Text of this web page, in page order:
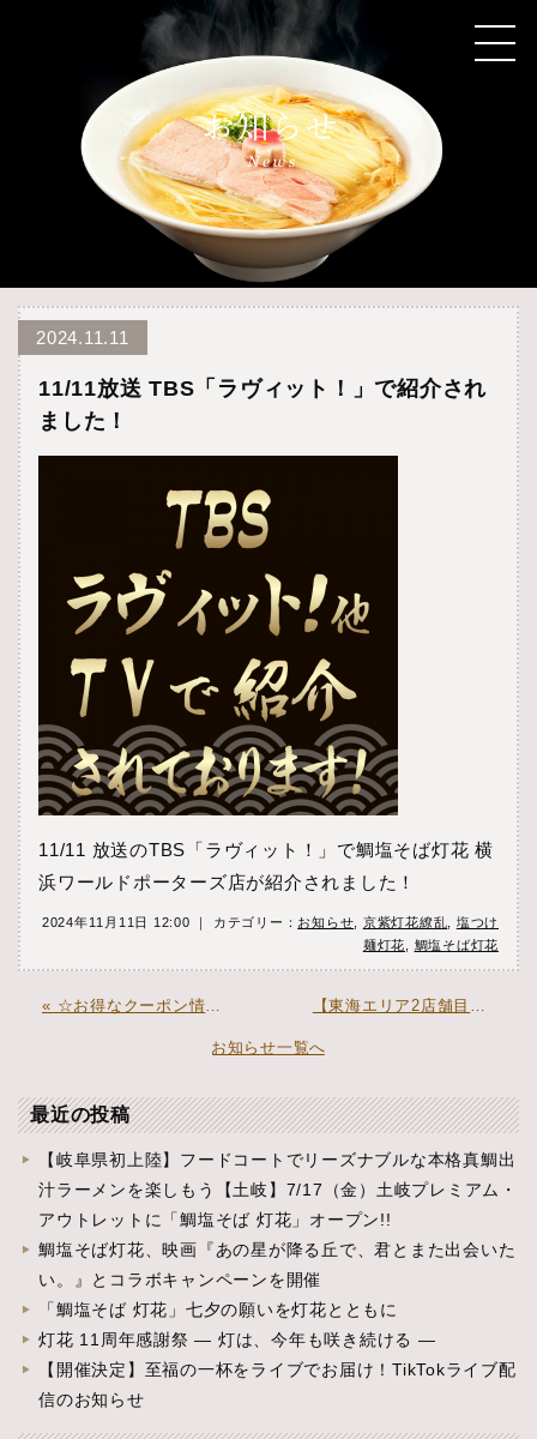
2024.11.11
11/11放送 TBS「ラヴィット！」で紹介され
ました！
11/11 放送のTBS「ラヴィット！」で鯛塩そば灯花 横
浜ワールドポーターズ店が紹介されました！
2024年11月11日 12:00 ｜ カテゴリー： お知らせ 京紫灯花繚乱
塩つけ
麺灯花
鯛塩そば灯花
« ☆お得なクーポン情報☆ 【東海エリア2店舗目】「鯛塩そば 灯花」イオンモール岡崎にオープン »
お知らせ一覧へ
最近の投稿
【岐阜県初上陸】フードコートでリーズナブルな本格真鯛出
汁ラーメンを楽しもう【土岐】7/17（金）土岐プレミアム・
アウトレットに「鯛塩そば 灯花」オープン!!
鯛塩そば灯花、映画『あの星が降る丘で、君とまた出会いた
い。』とコラボキャンペーンを開催
「鯛塩そば 灯花」七夕の願いを灯花とともに
灯花 11周年感謝祭 ― 灯は、今年も咲き続ける ―
【開催決定】至福の一杯をライブでお届け！TikTokライブ配
信のお知らせ